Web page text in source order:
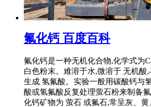
氟化钙 百度百科
氟化钙是一种无机化合物,化学式为
白色粉末。难溶于水,微溶于 无机酸
生成 氢氟酸。实验一般用碳酸钙与
酸或氢氟酸反复处理萤石粉来制备
化钙矿物为 萤石 或氟石,常呈灰、